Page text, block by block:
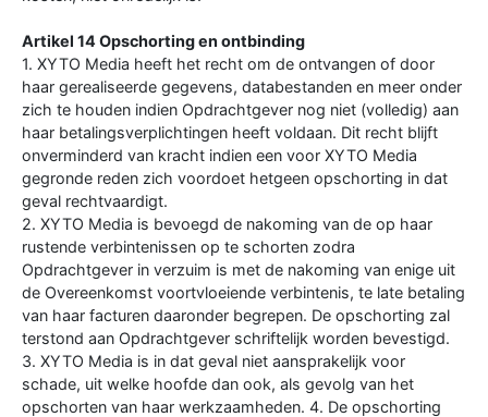
Artikel 14 Opschorting en ontbinding
1. XYTO Media heeft het recht om de ontvangen of door
haar gerealiseerde gegevens, databestanden en meer onder
zich te houden indien Opdrachtgever nog niet (volledig) aan
haar betalingsverplichtingen heeft voldaan. Dit recht blijft
onverminderd van kracht indien een voor XYTO Media
gegronde reden zich voordoet hetgeen opschorting in dat
geval rechtvaardigt.
2. XYTO Media is bevoegd de nakoming van de op haar
rustende verbintenissen op te schorten zodra
Opdrachtgever in verzuim is met de nakoming van enige uit
de Overeenkomst voortvloeiende verbintenis, te late betaling
van haar facturen daaronder begrepen. De opschorting zal
terstond aan Opdrachtgever schriftelijk worden bevestigd.
3. XYTO Media is in dat geval niet aansprakelijk voor
schade, uit welke hoofde dan ook, als gevolg van het
opschorten van haar werkzaamheden. 4. De opschorting